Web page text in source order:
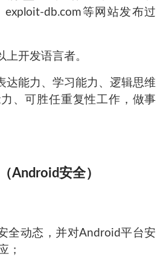
exploit-db.com等网站发布过
开发语言者。
达能力、学习能力、逻辑思维
、可胜任重复性工作，做事
Android安全）
全动态，并对Android平台安
；